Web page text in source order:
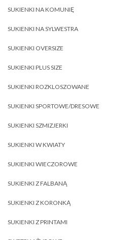
SUKIENKI NA KOMUNIĘ
SUKIENKI NA SYLWESTRA
SUKIENKI OVERSIZE
SUKIENKI PLUS SIZE
SUKIENKI ROZKLOSZOWANE
SUKIENKI SPORTOWE/DRESOWE
SUKIENKI SZMIZJERKI
SUKIENKI W KWIATY
SUKIENKI WIECZOROWE
SUKIENKI Z FALBANĄ
SUKIENKI Z KORONKĄ
SUKIENKI Z PRINTAMI